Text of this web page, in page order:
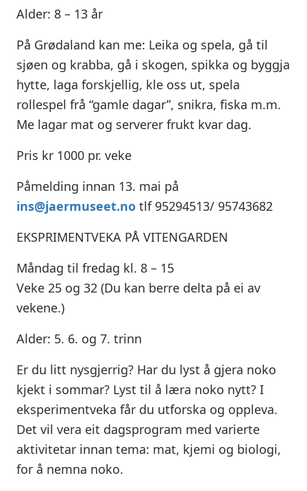
Alder: 8 – 13 år
På Grødaland kan me: Leika og spela, gå til
sjøen og krabba, gå i skogen, spikka og byggja
hytte, laga forskjellig, kle oss ut, spela
rollespel frå “gamle dagar”, snikra, fiska m.m.
Me lagar mat og serverer frukt kvar dag.
Pris kr 1000 pr. veke
Påmelding innan 13. mai på
ins@jaermuseet.no tlf 95294513/ 95743682
EKSPRIMENTVEKA PÅ VITENGARDEN
Måndag til fredag kl. 8 – 15
Veke 25 og 32 (Du kan berre delta på ei av
vekene.)
Alder: 5. 6. og 7. trinn
Er du litt nysgjerrig? Har du lyst å gjera noko
kjekt i sommar? Lyst til å læra noko nytt? I
eksperimentveka får du utforska og oppleva.
Det vil vera eit dagsprogram med varierte
aktivitetar innan tema: mat, kjemi og biologi,
for å nemna noko.